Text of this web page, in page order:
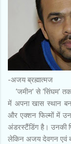
-अजय ब्रह्मात्मज
‘जमीन’ से ‘सिंघम’
में अपना खास स्थान
और एक्शन फिल्मों में
अंडरस्टैंडिंग है। उनकी
लेकिन अजय देवगन एवं